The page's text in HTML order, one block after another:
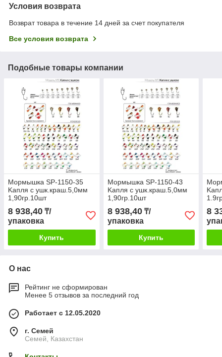
Условия возврата
Возврат товара в течение 14 дней за счет покупателя
Все условия возврата
Подобные товары компании
Мормышка SP-1150-35
Kапля с ушк.краш.5,0мм
1,90гр.10шт
8 938,40 ₸/
упаковка
Купить
Мормышка SP-1150-43
Kапля с ушк.краш.5,0мм
1,90гр.10шт
8 938,40₸/
упаковка
Купить
8
О нас
Рейтинг не сформирован
Менее 5 отзывов за последний год
Работает с 12.05.2020
г. Семей
Семей, Казахстан